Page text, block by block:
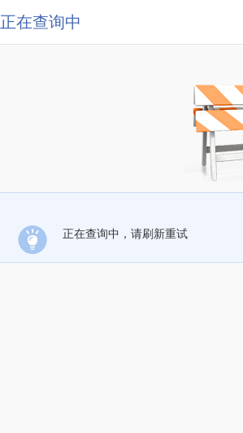
正在查询中
正在查询中，请刷新重试